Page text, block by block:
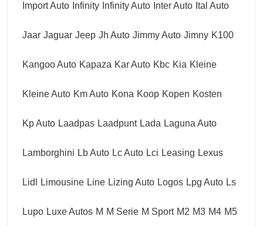
Import Auto Infinity Infinity Auto Inter Auto Ital Auto
Jaar Jaguar Jeep Jh Auto Jimmy Auto Jimny K100
Kangoo Auto Kapaza Kar Auto Kbc Kia Kleine
Kleine Auto Km Auto Kona Koop Kopen Kosten
Kp Auto Laadpas Laadpunt Lada Laguna Auto
Lamborghini Lb Auto Lc Auto Lci Leasing Lexus
Lidl Limousine Line Lizing Auto Logos Lpg Auto Ls
Lupo Luxe Autos M M Serie M Sport M2 M3 M4 M5